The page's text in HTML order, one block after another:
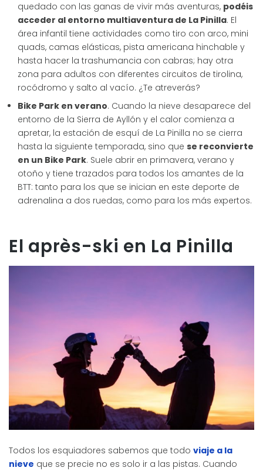
quedado con las ganas de vivir más aventuras, podéis
acceder al entorno multiaventura de La Pinilla. El
área infantil tiene actividades como tiro con arco, mini
quads, camas elásticas, pista americana hinchable y
hasta hacer la trashumancia con cabras; hay otra
zona para adultos con diferentes circuitos de tirolina,
rocódromo y salto al vacío. ¿Te atreverás?
Bike Park en verano. Cuando la nieve desaparece del
entorno de la Sierra de Ayllón y el calor comienza a
apretar, la estación de esquí de La Pinilla no se cierra
hasta la siguiente temporada, sino que se reconvierte
en un Bike Park. Suele abrir en primavera, verano y
otoño y tiene trazados para todos los amantes de la
BTT: tanto para los que se inician en este deporte de
adrenalina a dos ruedas, como para los más expertos.
El après-ski en La Pinilla
Todos los esquiadores sabemos que todo viaje a la
nieve que se precie no es solo ir a las pistas. Cuando